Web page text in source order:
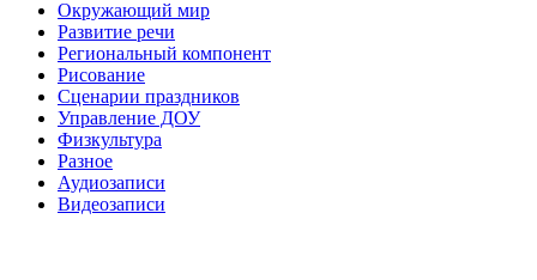
Окружающий мир
Развитие речи
Региональный компонент
Рисование
Сценарии праздников
Управление ДОУ
Физкультура
Разное
Аудиозаписи
Видеозаписи